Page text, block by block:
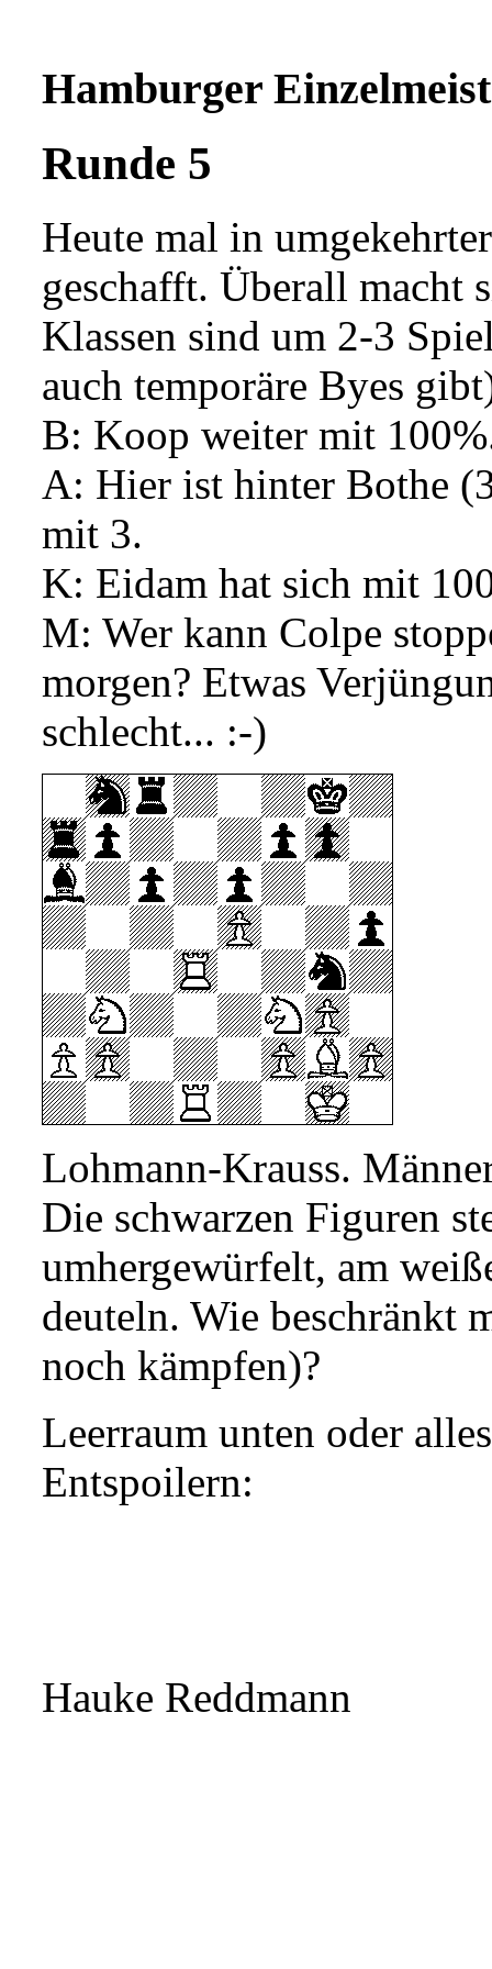
Hamburger
Runde 5
Heute mal in
geschafft. Überall macht
Klassen sind um 2-3
auch temporäre Byes
B: Koop weiter mit
A: Hier ist hinter Bothe
mit 3.
K: Eidam hat sich mit
M: Wer kann Colpe
morgen? Etwas
schlecht... :-)
Lohmann-Krauss.
Die schwarzen Figuren
umhergewürfelt, am
deuteln. Wie beschränkt
noch kämpfen)?
Leerraum unten oder
Entspoilern:
Hauke Reddmann